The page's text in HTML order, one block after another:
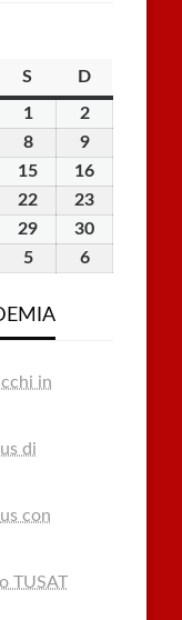
S sabatoDdomenica
11
Agosto
2026
22
Agosto
2026
88
Agosto
2026
99
Agosto
2026
15
Agosto
2026
16
22
Agosto
23
29
Agosto
30
55
2026
66
in
di
con
TUSAT